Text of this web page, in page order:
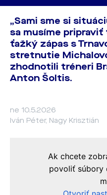
„Sami sme si
sa musíme
ťažký zápas s
stretnutie
zhodnotili tréneri
Anton Šoltis.
ne 10.5.2026
Iván Péter, Nagy Krisztián